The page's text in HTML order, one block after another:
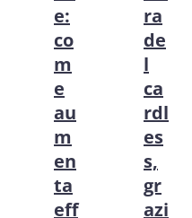
e:
co
m
e
au
m
en
ta
eff
ra
de
l
ca
rdl
es
s,
gr
azi